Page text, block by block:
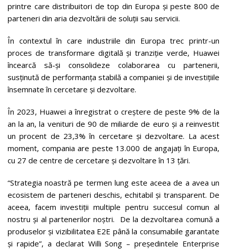
printre care distribuitori de top din Europa și peste 800 de
parteneri din aria dezvoltării de soluții sau servicii.
În contextul în care industriile din Europa trec printr-un
proces de transformare digitală și tranziție verde, Huawei
încearcă să-și consolideze colaborarea cu partenerii,
susținută de performanța stabilă a companiei și de investițiile
însemnate în cercetare și dezvoltare.
În 2023, Huawei a înregistrat o creștere de peste 9% de la
an la an, la venituri de 90 de miliarde de euro și a reinvestit
un procent de 23,3% în cercetare și dezvoltare. La acest
moment, compania are peste 13.000 de angajați în Europa,
cu 27 de centre de cercetare și dezvoltare în 13 țări.
“Strategia noastră pe termen lung este aceea de a avea un
ecosistem de parteneri deschis, echitabil și transparent. De
aceea, facem investiții multiple pentru succesul comun al
nostru și al partenerilor noștri. De la dezvoltarea comună a
produselor și vizibilitatea E2E până la consumabile garantate
și rapide”, a declarat Willi Song – președintele Enterprise